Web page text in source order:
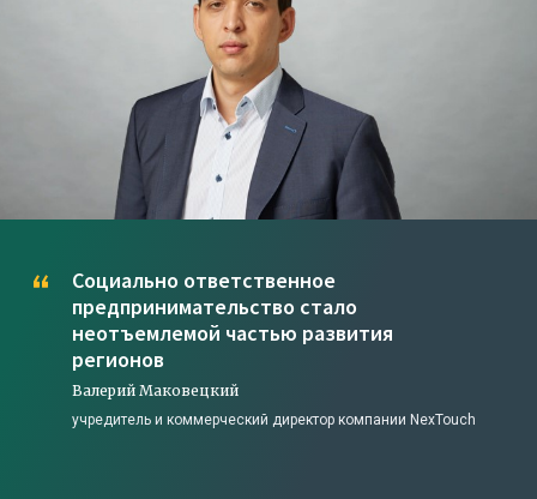
Социально ответственное
предпринимательство стало
неотъемлемой частью развития
регионов
Валерий Маковецкий
учредитель и коммерческий директор компании NexTouch